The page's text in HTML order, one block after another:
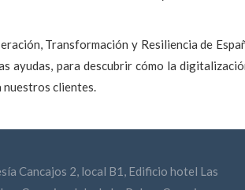
Transformación y Resiliencia de
ayudas, para descubrir cómo la
nuestros clientes.
Cancajos 2, local B1, Edificio hotel Las